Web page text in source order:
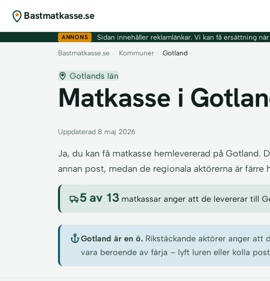
Bastmatkasse.se
ANNONS
Sidan innehåller reklamlänkar. Vi kan få ersättning
Bastmatkasse.se › Kommuner › Gotland
Gotlands län
Matkasse i
Uppdaterad 8 maj 2026
Ja, du kan få matkasse hemlevererad på
annan post, medan de regionala aktörerna är
5 av 13 matkassar anger att de levererar till
Gotland är en ö.Rikstäckande aktörer anger att
vara beroende av färja – lyft luren eller kolla